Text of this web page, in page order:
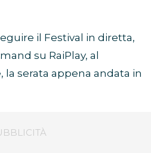
il Festival in diretta,
su RaiPlay, al
serata appena andata in